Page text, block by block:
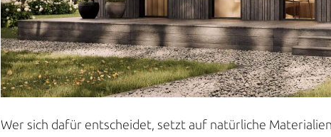
Wer sich dafür entscheidet, setzt auf natürliche